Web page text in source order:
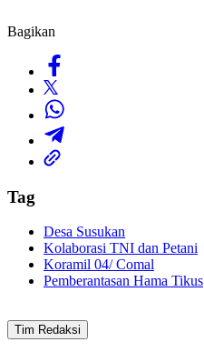
Bagikan
Tag
Desa Susukan
Kolaborasi TNI dan Petani
Koramil 04/ Comal
Pemberantasan Hama Tikus
Tim Redaksi